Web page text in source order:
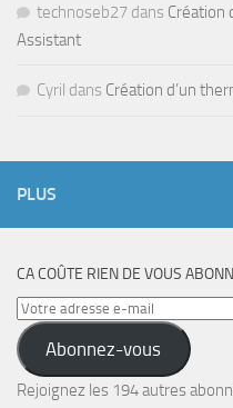
technoseb27 dans Création
Assistant
Cyril dans Création d’un
PLUS
CA COÛTE RIEN DE VOUS
Votre
adresse
e-
mail
Abonnez-vous
Rejoignez les 194 autres